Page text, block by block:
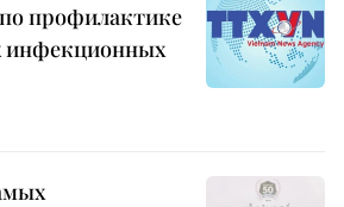
профилактике
инфекционных